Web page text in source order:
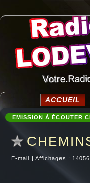
ACCUEIL
EMISSION À ÉCOUTER
E-mail | Affichages : 14056